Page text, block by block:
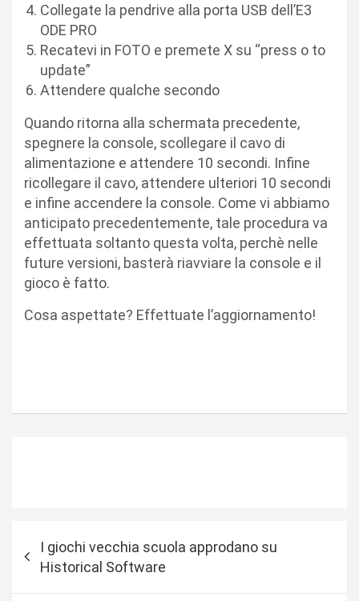
Collegate la pendrive alla porta USB dell’E3
ODE PRO
Recatevi in FOTO e premete X su “press o to
update”
Attendere qualche secondo
Quando ritorna alla schermata precedente,
spegnere la console, scollegare il cavo di
alimentazione e attendere 10 secondi. Infine
ricollegare il cavo, attendere ulteriori 10 secondi
e infine accendere la console. Come vi abbiamo
anticipato precedentemente, tale procedura va
effettuata soltanto questa volta, perchè nelle
future versioni, basterà riavviare la console e il
gioco è fatto.
Cosa aspettate? Effettuate l’aggiornamento!
I giochi vecchia scuola approdano su
Historical Software